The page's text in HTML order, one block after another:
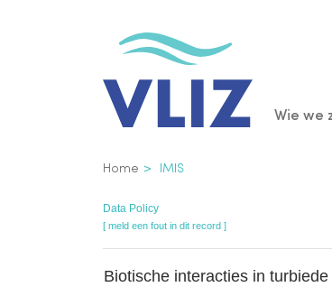
Wie we
Kruimelpad
Home IMIS
Data Policy
[ meld een fout in dit record ]
Biotische interacties in